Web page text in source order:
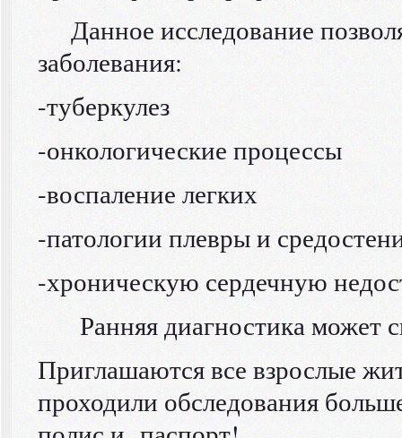
Данное исследование
заболевания:
-туберкулез
-онкологические процессы
-воспаление легких
-патологии плевры и
-хроническую сердечную
Ранняя диагностика может
Приглашаются все взрослые
проходили обследования